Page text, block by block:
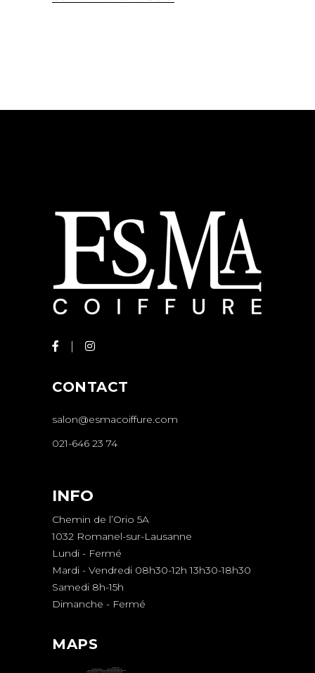
CONTACT
salon@esmacoiffure.com
021-646 23 74
INFO
Chemin de l’Orio 5A
1032 Romanel-sur-Lausanne
Lundi - Fermé
Mardi - Vendredi 08h30-12h 13h30-18h30
Samedi 8h-15h
Dimanche - Fermé
MAPS